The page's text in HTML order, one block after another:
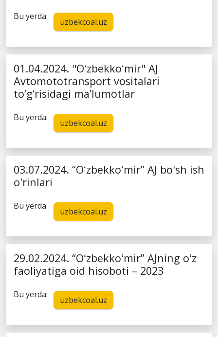
Bu yerda:
uzbekcoal.uz
01.04.2024. "Oʻzbekkoʻmir" AJ
Avtomototransport vositalari
to‘g‘risidagi ma’lumotlar
Bu yerda:
uzbekcoal.uz
03.07.2024. “Oʻzbekkoʻmir” AJ bo'sh ish
o'rinlari
Bu yerda:
uzbekcoal.uz
29.02.2024. “Oʻzbekkoʻmir” AJning oʻz
faoliyatiga oid hisoboti – 2023
Bu yerda:
uzbekcoal.uz